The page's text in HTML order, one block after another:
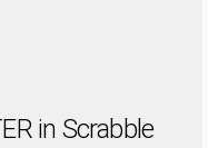
in Scrabble